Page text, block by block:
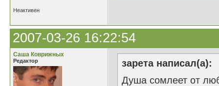
Неактивен
2007-03-26 16:22:54
Саша Коврижных
Редактор
зарета написал(а):
Душа сомлеет от